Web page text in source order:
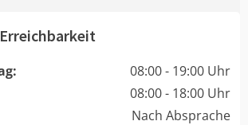
08:00 - 19:00 Uhr
08:00 - 18:00 Uhr
Nach Absprache